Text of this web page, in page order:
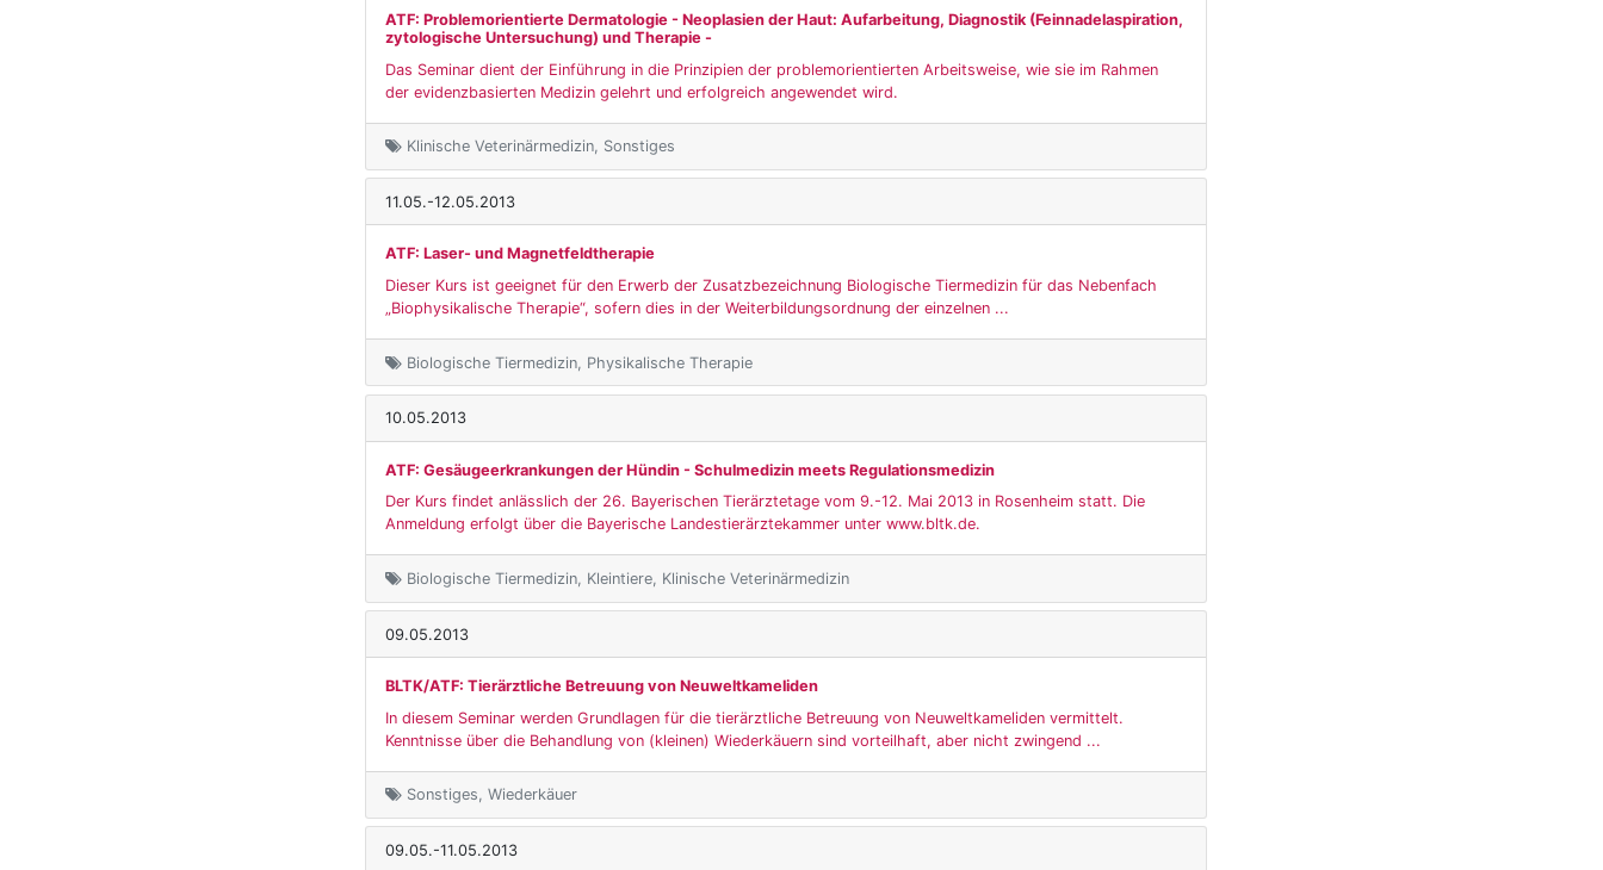
ATF: Problemorientierte Dermatologie - Neoplasien der Haut: Aufarbeitung, Diagnostik (Feinnadelaspiration,
zytologische Untersuchung) und Therapie -
Das Seminar dient der Einführung in die Prinzipien der problemorientierten Arbeitsweise, wie sie im Rahmen
der evidenzbasierten Medizin gelehrt und erfolgreich angewendet wird.
Klinische Veterinärmedizin, Sonstiges
11.05.-12.05.2013
ATF: Laser- und Magnetfeldtherapie
Dieser Kurs ist geeignet für den Erwerb der Zusatzbezeichnung Biologische Tiermedizin für das Nebenfach
„Biophysikalische Therapie“, sofern dies in der Weiterbildungsordnung der einzelnen ...
Biologische Tiermedizin, Physikalische Therapie
10.05.2013
ATF: Gesäugeerkrankungen der Hündin - Schulmedizin meets Regulationsmedizin
Der Kurs findet anlässlich der 26. Bayerischen Tierärztetage vom 9.-12. Mai 2013 in Rosenheim statt. Die
Anmeldung erfolgt über die Bayerische Landestierärztekammer unter www.bltk.de.
Biologische Tiermedizin, Kleintiere, Klinische Veterinärmedizin
09.05.2013
BLTK/ATF: Tierärztliche Betreuung von Neuweltkameliden
In diesem Seminar werden Grundlagen für die tierärztliche Betreuung von Neuweltkameliden vermittelt.
Kenntnisse über die Behandlung von (kleinen) Wiederkäuern sind vorteilhaft, aber nicht zwingend ...
Sonstiges, Wiederkäuer
09.05.-11.05.2013